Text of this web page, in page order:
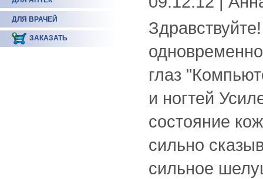
ДЛЯ ВРАЧЕЙ
ЗАКАЗАТЬ
глаз
и ногтей
состояние
сильно
сильное